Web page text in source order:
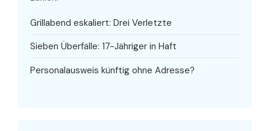
Grillabend eskaliert: Drei Verletzte
Sieben Überfälle: 17-Jähriger in Haft
Personalausweis künftig ohne Adresse?